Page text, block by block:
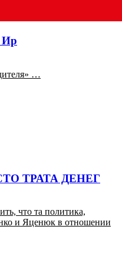
Ир
…
ТРАТА ДЕНЕГ
что та политика,
и Яценюк в отношении